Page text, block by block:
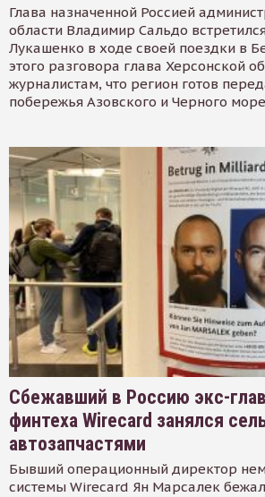
Глава назначенной Россией
области Владимир Сальдо
Лукашенко в ходе своей поездки в
этого разговора глава Херсонской
журналистам, что регион готов
побережья Азовского и Черного
Сбежавший в Россию экс-
финтеха Wirecard занялся
автозапчастями
Бывший операционный директор
системы Wirecard Ян Марсалек